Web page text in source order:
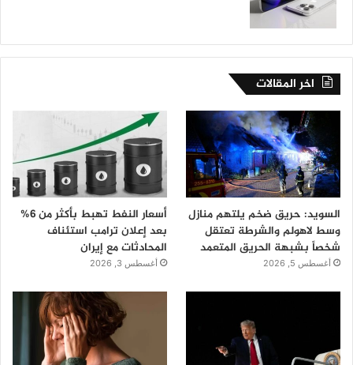
اخر المقالات
السويد: حريق ضخم يلتهم منازل
وسط لاهولم والشرطة تعتقل
شخصاً بشبهة الحريق المتعمد
أغسطس 5, 2026
أسعار النفط تهبط بأكثر من 6%
بعد إعلان ترامب استئناف
المحادثات مع إيران
أغسطس 3, 2026